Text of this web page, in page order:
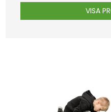
VISA